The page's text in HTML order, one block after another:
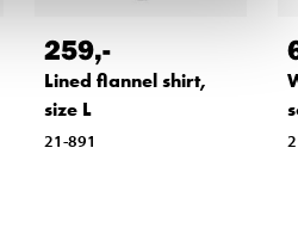
259,-
Lined flannel shirt,
size L
21-891